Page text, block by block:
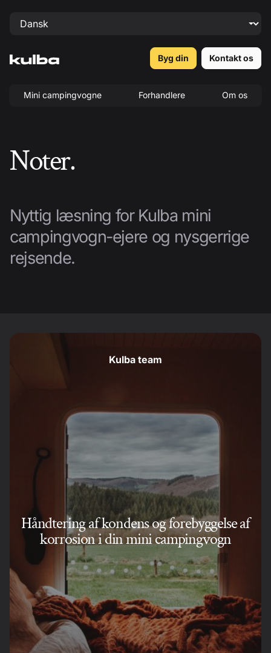
Mini campingvogne Forhandlere Om os
Byg din Kontakt os
Noter.
Nyttig læsning for Kulba mini
campingvogn-ejere og nysgerrige
rejsende.
Kulba team
Håndtering af kondens og forebyggelse af
korrosion i din mini campingvogn